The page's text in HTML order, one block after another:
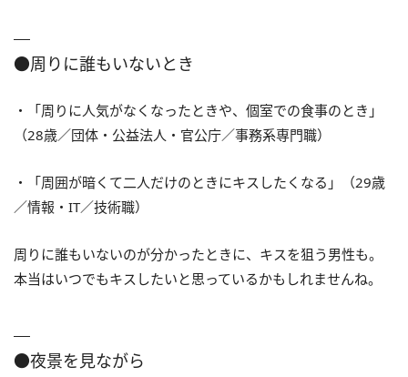
●周りに誰もいないとき
・「周りに人気がなくなったときや、個室での食事のとき」
（28歳／団体・公益法人・官公庁／事務系専門職）
・「周囲が暗くて二人だけのときにキスしたくなる」（29歳
／情報・IT／技術職）
周りに誰もいないのが分かったときに、キスを狙う男性も。
本当はいつでもキスしたいと思っているかもしれませんね。
●夜景を見ながら